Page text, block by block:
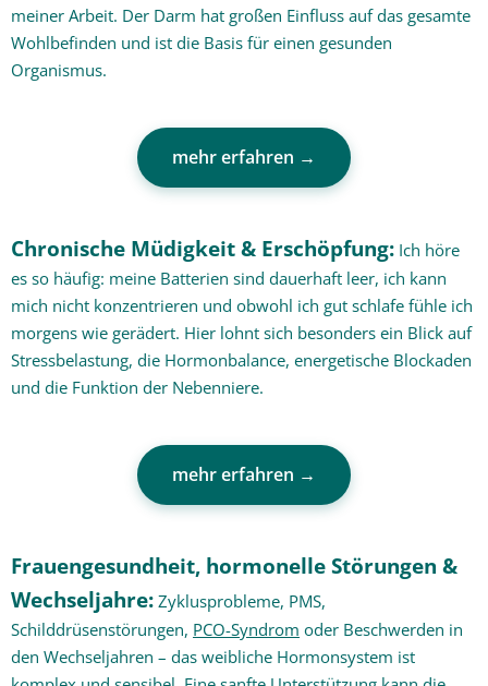
meiner Arbeit. Der Darm hat großen Einfluss auf das gesamte
Wohlbefinden und ist die Basis für einen gesunden
Organismus.
mehr erfahren →
Chronische Müdigkeit & Erschöpfung: Ich höre
es so häufig: meine Batterien sind dauerhaft leer, ich kann
mich nicht konzentrieren und obwohl ich gut schlafe fühle ich
morgens wie gerädert. Hier lohnt sich besonders ein Blick auf
Stressbelastung, die Hormonbalance, energetische Blockaden
und die Funktion der Nebenniere.
mehr erfahren →
Frauengesundheit, hormonelle Störungen &
Wechseljahre: Zyklusprobleme, PMS,
Schilddrüsenstörungen, PCO-Syndrom oder Beschwerden in
den Wechseljahren – das weibliche Hormonsystem ist